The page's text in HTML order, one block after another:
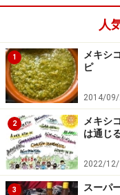
アクセス：メトロ
ら西へ8ブロック
エコビシーの
エコビシーのステーシ
ざす
人
1
メキシ
ピ
2014/09/
2
メキシ
は通じ
2022/
3 スーパ